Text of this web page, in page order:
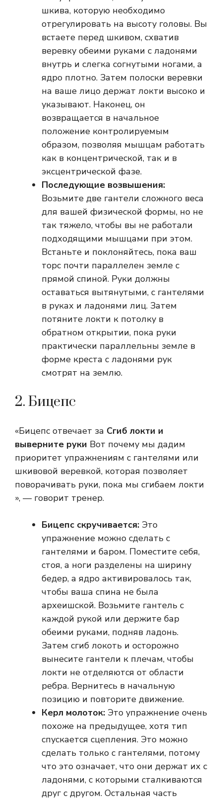
шкива, которую необходимо
отрегулировать на высоту головы. Вы
встаете перед шкивом, схватив
веревку обеими руками с ладонями
внутрь и слегка согнутыми ногами, а
ядро ​​плотно. Затем полоски веревки
на ваше лицо держат локти высоко и
указывают. Наконец, он
возвращается в начальное
положение контролируемым
образом, позволяя мышцам работать
как в концентрической, так и в
эксцентрической фазе.
Последующие возвышения:
Возьмите две гантели сложного веса
для вашей физической формы, но не
так тяжело, чтобы вы не работали
подходящими мышцами при этом.
Встаньте и поклоняйтесь, пока ваш
торс почти параллелен земле с
прямой спиной. Руки должны
оставаться вытянутыми, с гантелями
в руках и ладонями лиц. Затем
потяните локти к потолку в
обратном открытии, пока руки
практически параллельны земле в
форме креста с ладонями рук
смотрят на землю.
2. Бицепс
«Бицепс отвечает за Сгиб локти и
выверните руки Вот почему мы дадим
приоритет упражнениям с гантелями или
шкивовой веревкой, которая позволяет
поворачивать руки, пока мы сгибаем локти
», — говорит тренер.
Бицепс скручивается: Это
упражнение можно сделать с
гантелями и баром. Поместите себя,
стоя, а ноги разделены на ширину
бедер, а ядро ​​активировалось так,
чтобы ваша спина не была
археишской. Возьмите гантель с
каждой рукой или держите бар
обеими руками, подняв ладонь.
Затем сгиб локоть и осторожно
вынесите гантели к плечам, чтобы
локти не отделяются от области
ребра. Вернитесь в начальную
позицию и повторите движение.
Керл молоток: Это упражнение очень
похоже на предыдущее, хотя тип
спускается сцепления. Это можно
сделать только с гантелями, потому
что это означает, что они держат их с
ладонями, с которыми сталкиваются
друг с другом. Остальная часть